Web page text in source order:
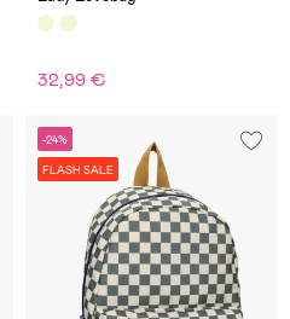
32,99 €
-24%
FLASH SALE